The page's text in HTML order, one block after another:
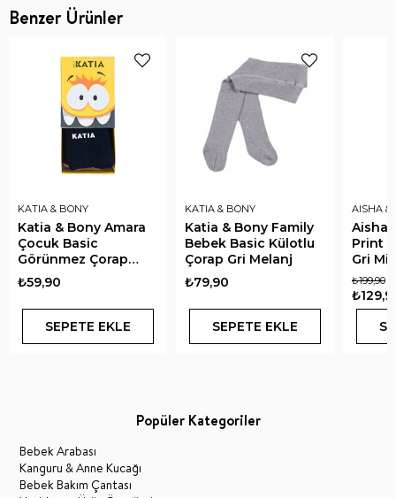
Benzer Ürünler
KATIA & BONY
Katia & Bony Amara
Çocuk Basic
Görünmez Çorap
Lacivert
₺59,90
SEPETE EKLE
KATIA & BONY
Katia & Bony Family
Bebek Basic Külotlu
Çorap Gri Melanj
₺79,90
SEPETE EKLE
AISHA &
Aisha
Print
Gri
₺199,90
Popüler Kategoriler
Bebek Arabası
Kanguru & Anne Kucağı
Bebek Bakım Çantası